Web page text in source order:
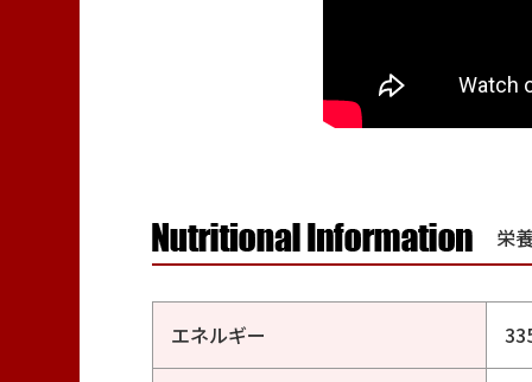
栄
エネルギー